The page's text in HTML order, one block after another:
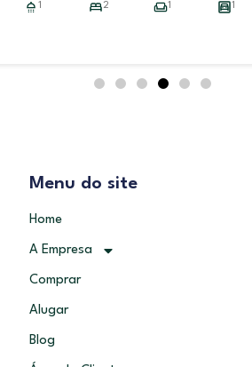
1 2 1 1
Menu do site
Home
A Empresa
Comprar
Alugar
Blog